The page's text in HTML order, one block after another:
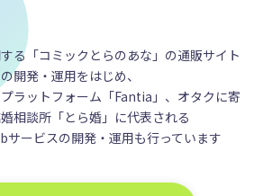
る「コミックとらのあな」の通販サイト
の開発・運用をはじめ、
ラットフォーム「Fantia」、オタクに寄
相談所「とら婚」に代表される
サービスの開発・運用も行っています